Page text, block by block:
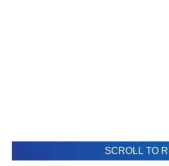
SCROLL TO